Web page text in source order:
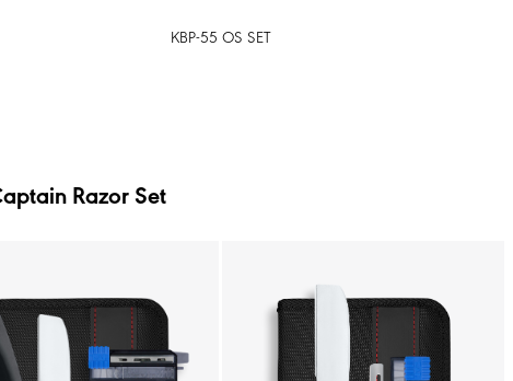
KBP-55 OS SET
Razor Set